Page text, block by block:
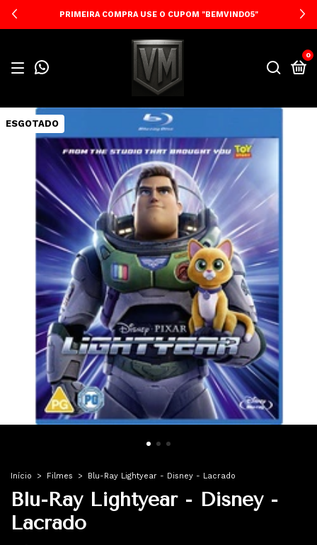
PRIMEIRA COMPRA USE O CUPOM "BEMVINDO5"
0
ESGOTADO
Início > Filmes > Blu-Ray Lightyear - Disney - Lacrado
Blu-Ray Lightyear - Disney -
Lacrado